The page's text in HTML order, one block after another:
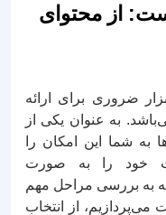
از محتوای
ضروری برای ارائه
به عنوان یکی از
به شما این امکان را
خود را به صورت
به بررسی مراحل مهم
از انتخاب